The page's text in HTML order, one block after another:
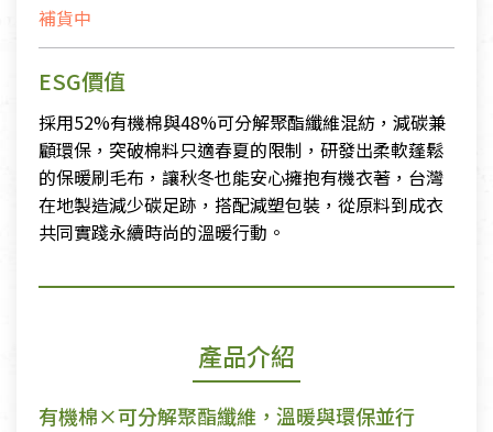
補貨中
ESG價值
採用52%有機棉與48%可分解聚酯纖維混紡，減碳兼
顧環保，突破棉料只適春夏的限制，研發出柔軟蓬鬆
的保暖刷毛布，讓秋冬也能安心擁抱有機衣著，台灣
在地製造減少碳足跡，搭配減塑包裝，從原料到成衣
共同實踐永續時尚的溫暖行動。
產品介紹
有機棉×可分解聚酯纖維，溫暖與環保並行